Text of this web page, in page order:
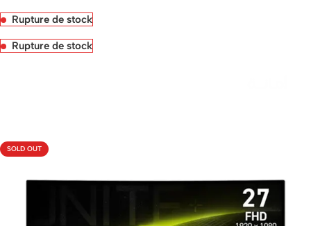
Rupture de stock
Rupture de stock
SOLD OUT